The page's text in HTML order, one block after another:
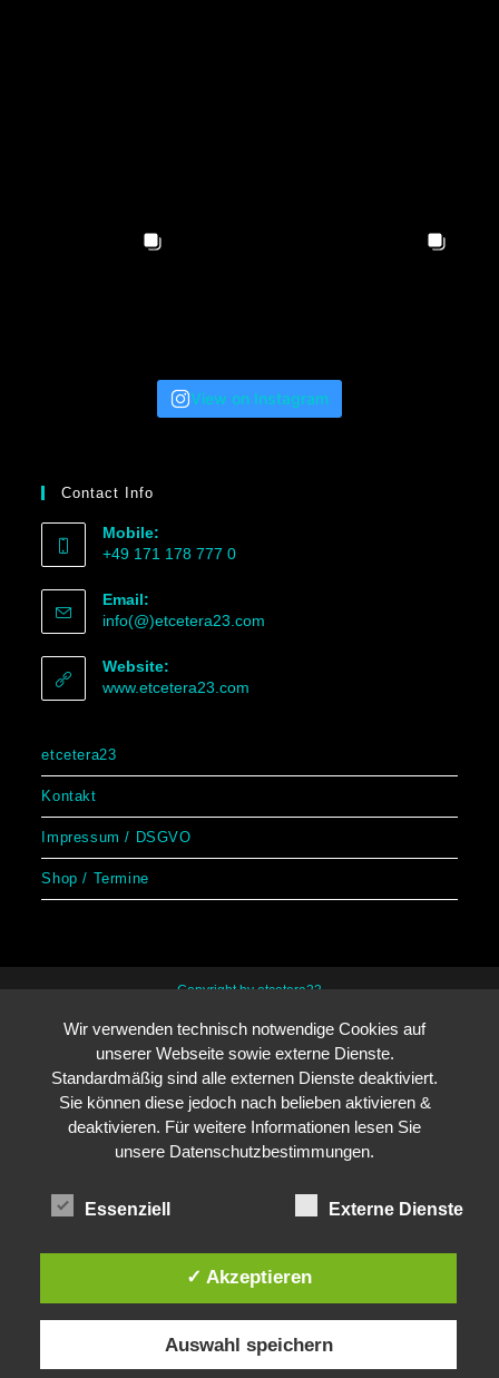
View on Instagram
Contact Info
Mobile:
+49 171 178 777 0
Email:
info(@)etcetera23.com
Website:
www.etcetera23.com
etcetera23
Kontakt
Impressum / DSGVO
Shop / Termine
Copyright by etcetera23
Wir verwenden technisch notwendige Cookies auf
unserer Webseite sowie externe Dienste.
Standardmäßig sind alle externen Dienste deaktiviert.
Sie können diese jedoch nach belieben aktivieren &
deaktivieren. Für weitere Informationen lesen Sie
unsere Datenschutzbestimmungen.
Essenziell Externe Dienste
✓ Akzeptieren
Auswahl speichern